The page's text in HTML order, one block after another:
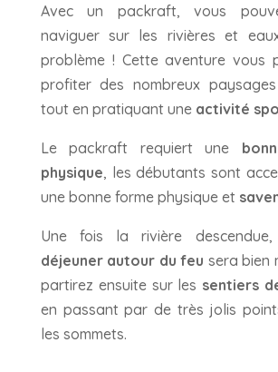
Avec un packraft, vous
naviguer sur les rivières et
problème ! Cette aventure vous
profiter des nombreux
tout en pratiquant une activité
Le packraft requiert une
physique, les débutants sont
une bonne forme physique et
Une fois la rivière
déjeuner autour du feu sera bien
partirez ensuite sur les sentiers
en passant par de très jolis
les sommets.